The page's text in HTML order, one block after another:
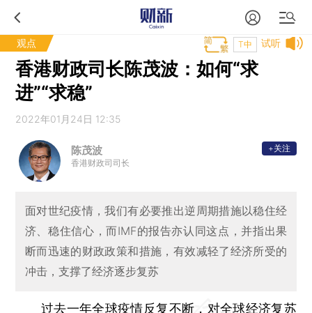
观点 试听
T中
香港财政司长陈茂波：如何“求
进”“求稳”
2022年01月24日 12:35
陈茂波
香港财政司司长
+关注
面对世纪疫情，我们有必要推出逆周期措施以稳住经
济、稳住信心，而IMF的报告亦认同这点，并指出果
断而迅速的财政政策和措施，有效减轻了经济所受的
冲击，支撑了经济逐步复苏
过去一年全球疫情反复不断，对全球经济复苏